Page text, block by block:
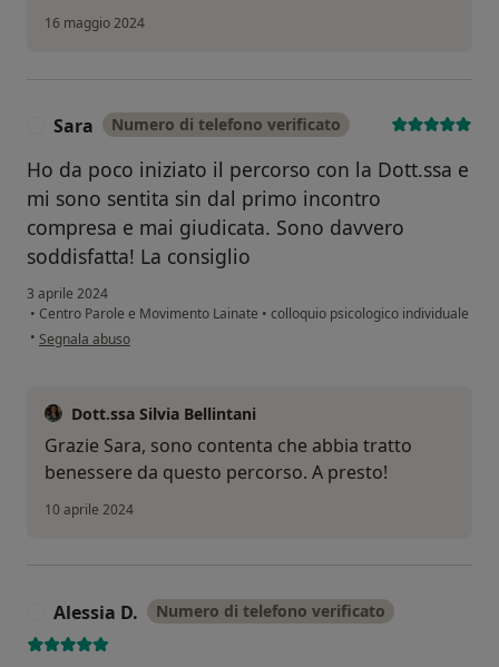
16 maggio 2024
Sara Numero di telefono verificato
Ho da poco iniziato il percorso con la Dott.ssa e
mi sono sentita sin dal primo incontro
compresa e mai giudicata. Sono davvero
soddisfatta! La consiglio
3 aprile 2024
• Centro Parole e Movimento Lainate • colloquio psicologico individuale
• secondo l'opinione dell'utente Sara
Segnala abuso
Dott.ssa Silvia Bellintani
Grazie Sara, sono contenta che abbia tratto
benessere da questo percorso. A presto!
10 aprile 2024
Alessia D. Numero di telefono verificato